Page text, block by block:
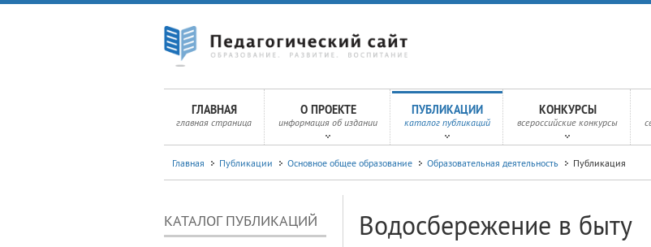
ГЛАВНАЯ
главная страница
О ПРОЕКТЕ
информация об издании
ПУБЛИКАЦИИ
каталог публикаций
КОНКУРСЫ
всероссийские конкурсы
Главная Публикации Основное общее образование Образовательная деятельность Публикация
КАТАЛОГ ПУБЛИКАЦИЙ Водосбережение в быту